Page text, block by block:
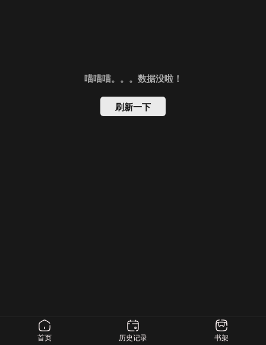
喵喵喵。。。数据没啦！
刷新一下
首页 历史记录 书架